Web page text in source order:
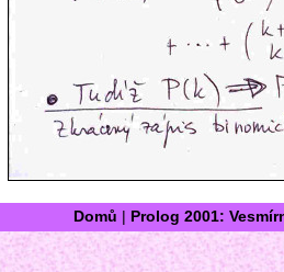
Domů Prolog 2001: